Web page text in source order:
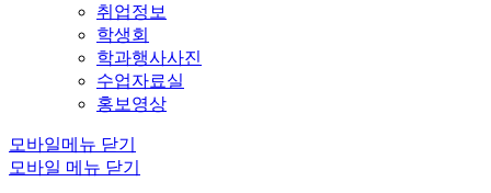
취업정보
학생회
학과행사사진
수업자료실
홍보영상
모바일메뉴 닫기
모바일 메뉴 닫기